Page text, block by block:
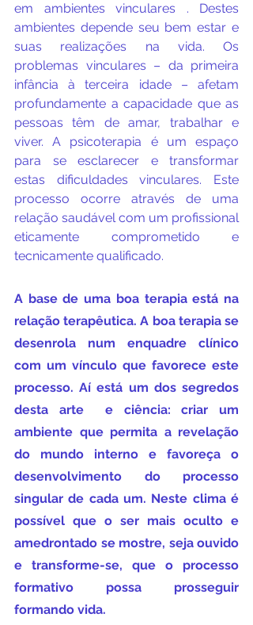
em ambientes vinculares . Destes
ambientes depende seu bem estar e
suas realizações na vida. Os
problemas vinculares – da primeira
infância à terceira idade – afetam
profundamente a capacidade que as
pessoas têm de amar, trabalhar e
viver. A psicoterapia é um espaço
para se esclarecer e transformar
estas dificuldades vinculares. Este
processo ocorre através de uma
relação saudável com um profissional
eticamente comprometido e
tecnicamente qualificado.
A base de uma boa terapia está na
relação terapêutica. A boa terapia se
desenrola num enquadre clínico
com um vínculo que favorece este
processo. Aí está um dos segredos
desta arte  e ciência: criar um
ambiente que permita a revelação
do mundo interno e favoreça o
desenvolvimento do processo
singular de cada um. Neste clima é
possível que o ser mais oculto e
amedrontado se mostre, seja ouvido
e transforme-se, que o processo
formativo possa prosseguir
formando vida.